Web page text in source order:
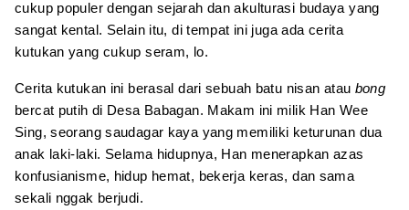
cukup populer dengan sejarah dan akulturasi budaya yang
sangat kental. Selain itu, di tempat ini juga ada cerita
kutukan yang cukup seram, lo.
Cerita kutukan ini berasal dari sebuah batu nisan atau bong
bercat putih di Desa Babagan. Makam ini milik Han Wee
Sing, seorang saudagar kaya yang memiliki keturunan dua
anak laki-laki. Selama hidupnya, Han menerapkan azas
konfusianisme, hidup hemat, bekerja keras, dan sama
sekali nggak berjudi.